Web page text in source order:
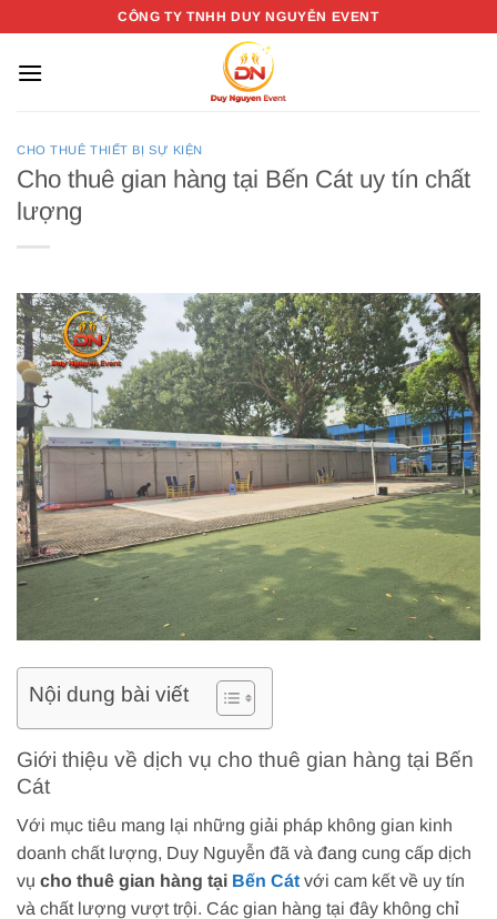
nội
CÔNG TY TNHH DUY NGUYỄN EVENT
CHO THUÊ THIẾT BỊ SỰ KIỆN
Cho thuê gian hàng tại Bến Cát uy tín chất
lượng
Nội dung bài viết
Giới thiệu về dịch vụ cho thuê gian hàng tại Bến
Cát
Với mục tiêu mang lại những giải pháp không gian kinh
doanh chất lượng, Duy Nguyễn đã và đang cung cấp dịch
vụ cho thuê gian hàng tại Bến Cát với cam kết về uy tín
và chất lượng vượt trội. Các gian hàng tại đây không chỉ